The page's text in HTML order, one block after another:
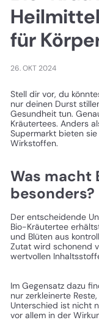
für
26. OKT 2024
Stell dir vor, du
nur deinen Durst
Gesundheit tun.
Kräutertees. Anders
Supermarkt bieten
Wirkstoffen.
Was macht
besonders?
Der entscheidende
Bio-Kräutertee
und Blüten aus
Zutat wird schonend
wertvollen
Im Gegensatz dazu
nur zerkleinerte
Unterschied ist nicht
vor allem in der